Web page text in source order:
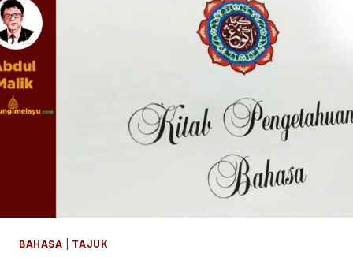
BAHASA TAJUK